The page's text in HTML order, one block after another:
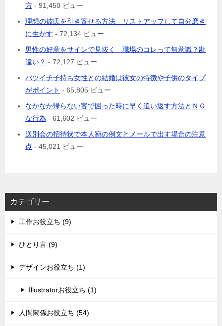
方 - 91,450 ビュー
理想の彼氏を引き寄せる方法 リストアップして自分磨き
に生かす - 72,134 ビュー
男性の好意をサインで見抜く 職場のコレって無意識？勘
違い？ - 72,127 ビュー
バツイチ子持ち女性との結婚は彼女の特徴や子供のタイプ
がポイント - 65,805 ビュー
なかなか帰らない客で困った時に早く追い返す方法とＮＧ
な行為 - 61,602 ビュー
送別会の招待状で本人宛の例文とメールで出す場合の注意
点 - 45,021 ビュー
カテゴリー
工作お役立ち (9)
ひとり言 (9)
デザインお役立ち (1)
Illustratorお役立ち (1)
人間関係お役立ち (54)